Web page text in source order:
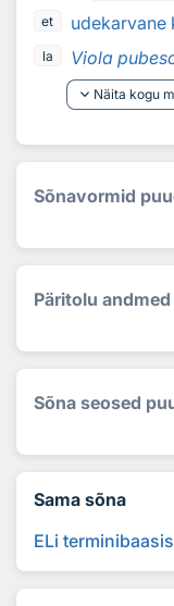
et
udekarvane
la Viola
keyboard_arrow_down Näita kogu
Sõnavormid
Päritolu
Sõna seosed
Sama sõna
ELi